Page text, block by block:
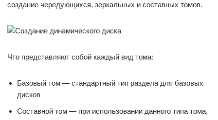
создание чередующихся, зеркальных и составных томов.
Что представляют собой каждый вид тома:
Базовый том — стандартный тип раздела для базовых
дисков
Составной том — при использовании данного типа тома,